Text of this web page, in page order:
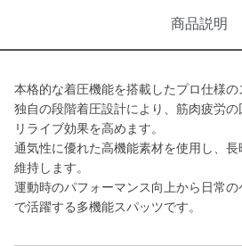
商品説明
本格的な着圧機能を搭載したプロ仕様の
独自の段階着圧設計により、筋肉疲労
リライブ効果を高めます。
通気性に優れた高機能素材を使用し、
維持します。
運動時のパフォーマンス向上から日常
で活躍する多機能スパッツです。